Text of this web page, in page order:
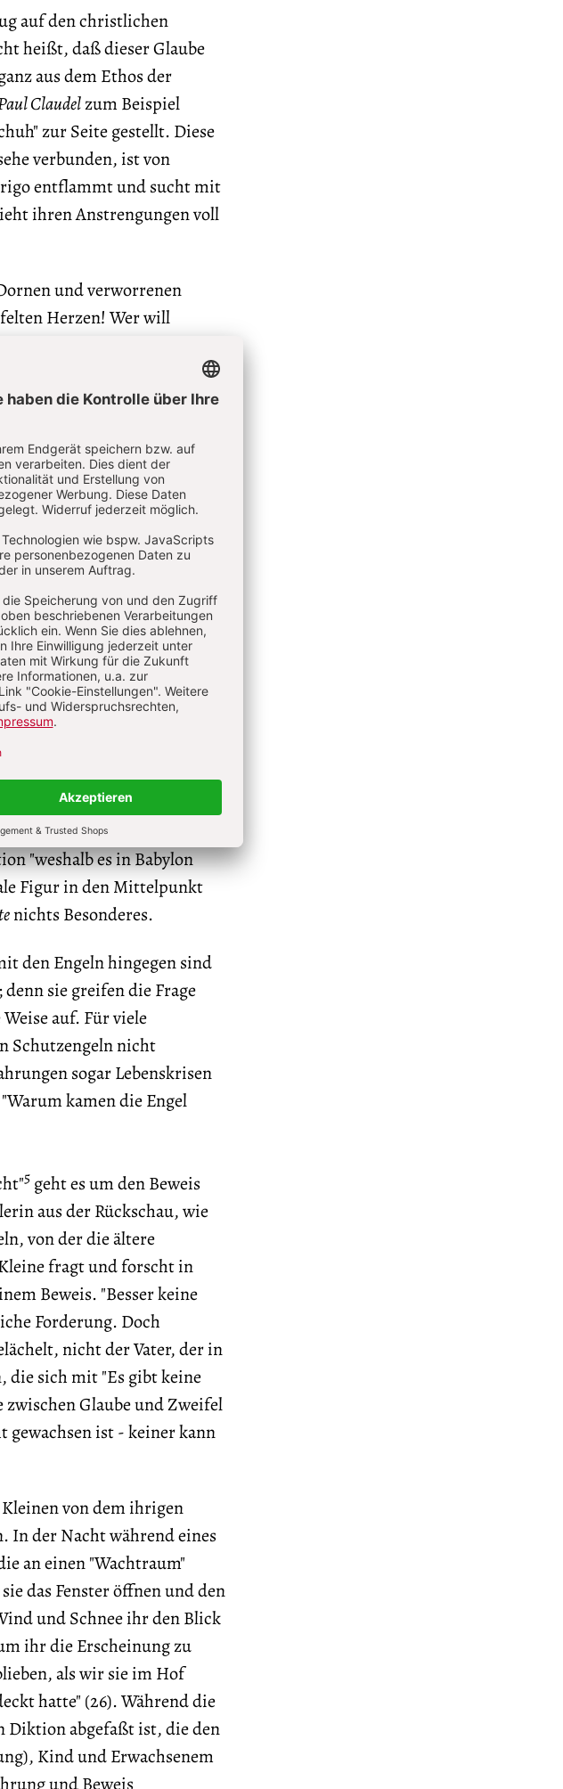
auf den christlichen
heißt, daß dieser Glaube
aus dem Ethos der
Claudelzum Beispiel
zur Seite gestellt. Diese
verbunden, ist von
entflammt und sucht mit
ihren Anstrengungen voll
und verworrenen
Herzen! Wer will
ein Geschöpf wie sie?
Was sie Leiden
abgesondert? Fällt es aus
Liebe geschieden,
wenn wir das Leid
Anteil nimmt und die
Dialog, in dem der
von Treue, Ehebruch
von ihrem Vorhaben
("Dritter Tag") wird der
soll Gott und seinem Engel
zum Glauben an Gott zu
des Engels, gerettet
nach Babylon" zwar
unüberhörbar. Das
"weshalb es in Babylon
Figur in den Mittelpunkt
nichts Besonderes.
den Engeln hingegen sind
denn sie greifen die Frage
auf. Für viele
Schutzengeln nicht
sogar Lebenskrisen
kamen die Engel
5geht es um den Beweis
aus der Rückschau, wie
von der die ältere
fragt und forscht in
Beweis. "Besser keine
Forderung. Doch
nicht der Vater, der in
die sich mit "Es gibt keine
Glaube und Zweifel
gewachsen ist - keiner kann
von dem ihrigen
In der Nacht während eines
an einen "Wachtraum"
das Fenster öffnen und den
und Schnee ihr den Blick
ihr die Erscheinung zu
als wir sie im Hof
hatte" (26). Während die
Diktion abgefaßt ist, die den
Kind und Erwachsenem
und Beweis